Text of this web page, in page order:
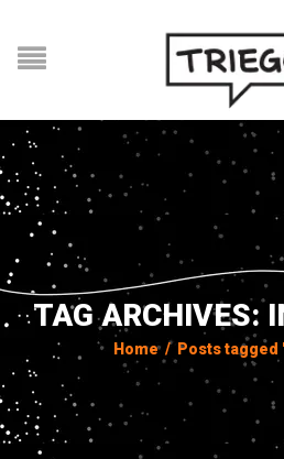
TAG ARCHIVES:
Home / Posts